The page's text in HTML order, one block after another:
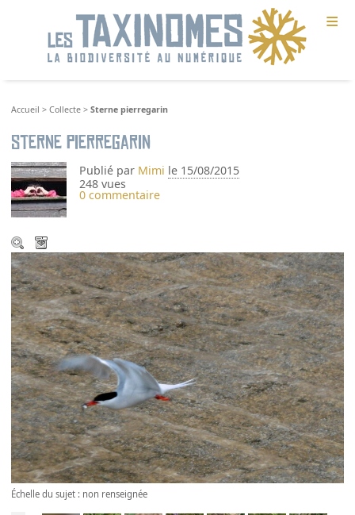
≡
Accueil >Collecte >Sterne pierregarin
Sterne pierregarin
Publié par Mimi le 15/08/2015
248 vues
0 commentaire
Échelle du sujet : non renseignée